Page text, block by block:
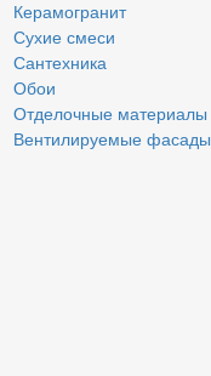
Керамогранит
Сухие смеси
Сантехника
Обои
Отделочные материалы
Вентилируемые фасады